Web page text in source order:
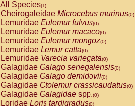
All Species(1)
Cheirogaleidae Microcebus murinus(0)
Lemuridae Eulemur fulvus(0)
Lemuridae Eulemur macaco(0)
Lemuridae Eulemur mongoz(0)
Lemuridae Lemur catta(0)
Lemuridae Varecia variegata(0)
Galagidae Galago senegalensis(0)
Galagidae Galago demidovii(0)
Galagidae Otolemur crassicaudatus(0)
Galagidae Galagidae spp.(0)
Loridae Loris tardigradus(0)